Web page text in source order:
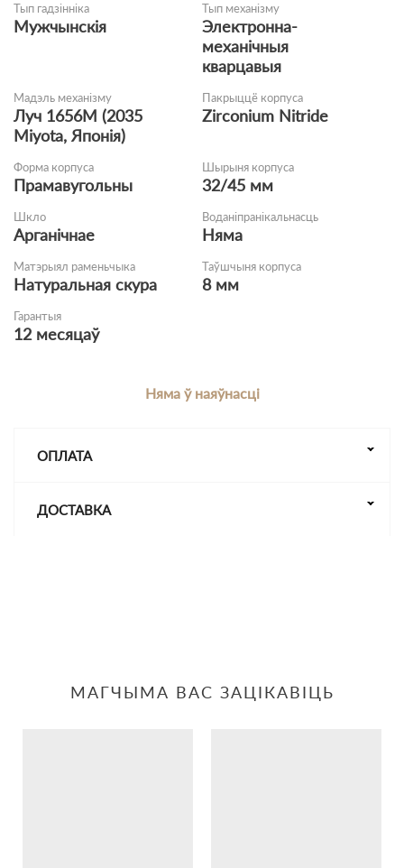
Тып гадзінніка
Мужчынскія
Тып механізму
Электронна-
механічныя
кварцавыя
Мадэль механізму
Луч 1656M (2035
Miyota, Японія)
Пакрыццё корпуса
Zirconium Nitride
Форма корпуса
Прамавугольны
Шырыня корпуса
32/45 мм
Шкло
Арганічнае
Воданіпранікальнасць
Няма
Матэрыял раменьчыка
Натуральная скура
Таўшчыня корпуса
8 мм
Гарантыя
12 месяцаў
Няма ў наяўнасці
ОПЛАТА
ДОСТАВКА
МАГЧЫМА ВАС ЗАЦІКАВІЦЬ